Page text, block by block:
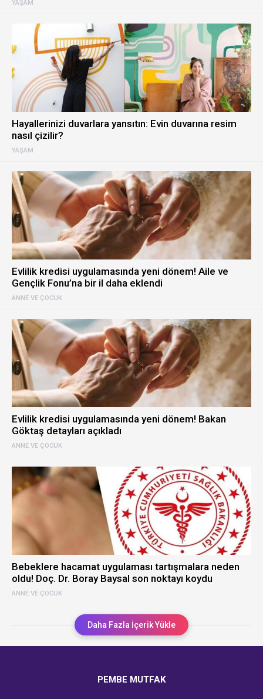
YAŞAM
YAŞAM
Hayallerinizi duvarlara yansıtın: Evin duvarına resim
nasıl çizilir?
ANNE VE ÇOCUK
Evlilik kredisi uygulamasında yeni dönem! Aile ve
Gençlik Fonu’na bir il daha eklendi
ANNE VE ÇOCUK
Evlilik kredisi uygulamasında yeni dönem! Bakan
Göktaş detayları açıkladı
ANNE VE ÇOCUK
Bebeklere hacamat uygulaması tartışmalara neden
oldu! Doç. Dr. Boray Baysal son noktayı koydu
Daha Fazla İçerik Yükle
PEMBE MUTFAK